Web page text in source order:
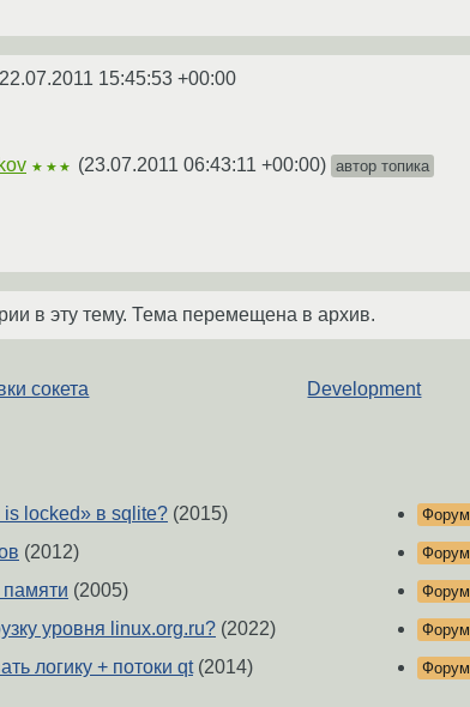
22.07.2011 15:45:53 +00:00
★★★ (23.07.2011 06:43:11 +00:00) автор топика
в эту тему. Тема перемещена в архив.
сокета Development
is locked» в sqlite? (2015)
(2012)
памяти (2005)
уровня linux.org.ru? (2022)
логику + потоки qt(2014)
Форум
Форум
Форум
Форум
Форум